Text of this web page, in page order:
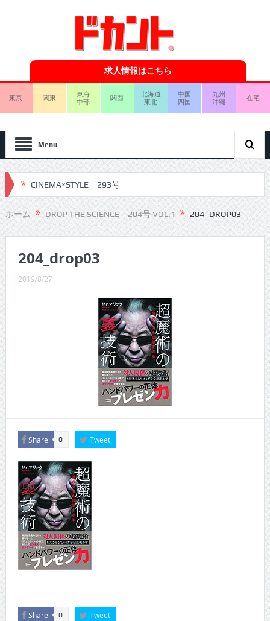
求人情報はこちら
東京 関東
東海
中部
関西
北海道
東北
中国
四国
九州
沖縄
在宅
Menu
CINEMA×STYLE 293号
CINEMA×STYLE 292号
CINEMA×STYLE 291号
CINEMA×STYLE 289号
CINEMA×STYLE 287号
CINEMA×STYLE 286号
CINEMA×STYLE 285号
CINEMA×STYLE 294号
ホーム DROP THE SCIENCE 204号 VOL.1 204_DROP03
204_drop03
2019/8/27
Share 0 Tweet
Share 0 Tweet